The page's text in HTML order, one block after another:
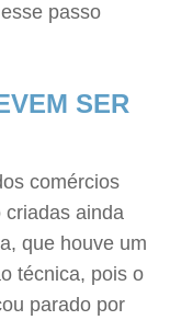
passo
SER
comércios
criadas ainda
que houve um
técnica, pois o
parado por